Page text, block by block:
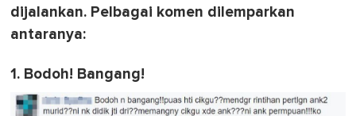
dijalankan. Pelbagai komen dilemparkan
antaranya:
1. Bodoh! Bangang!